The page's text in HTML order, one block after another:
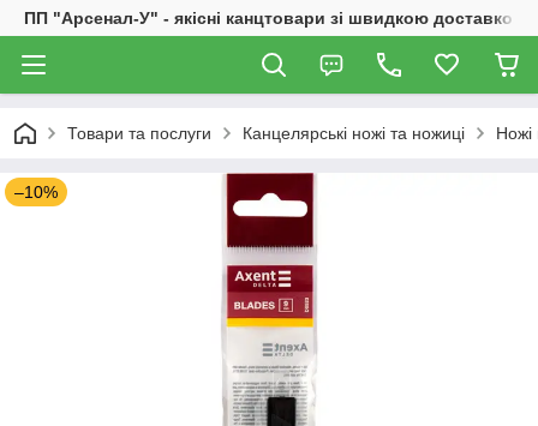
ПП "Арсенал-У" - якісні канцтовари зі швидкою доставкою
Товари та послуги Канцелярські ножі та ножиці Ножі
–10%